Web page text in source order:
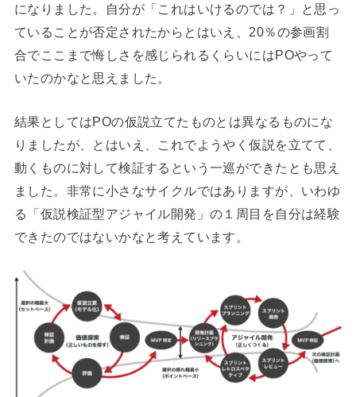
になりました。自分が「これはいけるのでは？」と思っ
ていることが否定されたからとはいえ、20％の参画割
合でここまで悔しさを感じられるくらいにはPOやって
いたのかなと思えました。
結果としてはPOの仮説立てたものとは異なるものにな
りましたが、とはいえ、これでようやく仮説を立てて、
動くものに対して検証するという一巡ができたとも思え
ました。非常に小さなサイクルではありますが、いわゆ
る「仮説検証型アジャイル開発」の１周目を自分は経験
できたのではないかなと考えています。